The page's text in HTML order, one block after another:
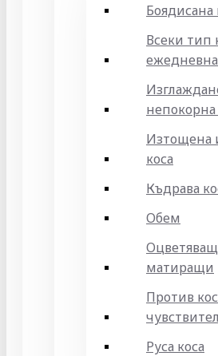
Боядисана
Всеки тип
непокорна
Изтощена
коса
Къдрава
Обем
матиращи
Против
Руса коса